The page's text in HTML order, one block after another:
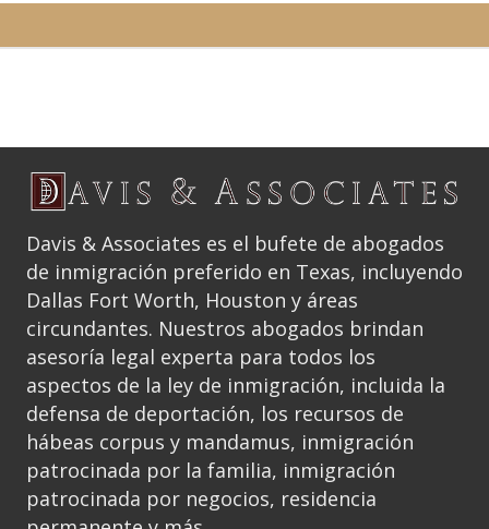
Davis & Associates es el bufete de abogados
de inmigración preferido en Texas, incluyendo
Dallas Fort Worth, Houston y áreas
circundantes. Nuestros abogados brindan
asesoría legal experta para todos los
aspectos de la ley de inmigración, incluida la
defensa de deportación, los recursos de
hábeas corpus y mandamus, inmigración
patrocinada por la familia, inmigración
patrocinada por negocios, residencia